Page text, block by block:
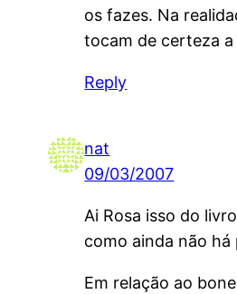
os fazes. Na
tocam de certeza a
Reply
nat
09/03/2007
Ai Rosa isso do
como ainda não
Em relação ao